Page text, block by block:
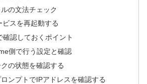
の文法チェック
スを再起動する
確認しておくポイント
側で行う設定と確認
の状態を確認する
ンプトでIPアドレスを確認する